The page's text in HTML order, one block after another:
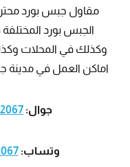
مقاول جبس بورد
الجبس بورد
وكذلك في المحلات
اماكن العمل في مدينة
جوال:
وتساب: